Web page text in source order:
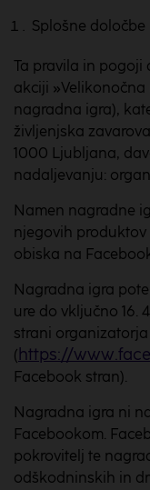
Splošne določbe
Ta pravila in pogoji
akciji
nagradna igra),
življenjska
1000 Ljubljana,
nadaljevanju:
Namen nagradne
njegovih produktov
obiska na
Nagradna igra
ure do vključno 16.
strani organizatorja
( https://
Facebook stran).
Nagradna igra ni
Facebookom.
pokrovitelj te
odškodninskih in